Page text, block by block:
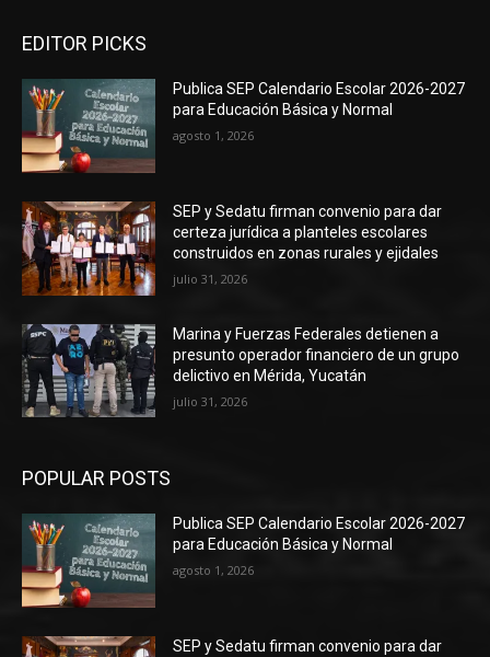
EDITOR PICKS
Publica SEP Calendario Escolar 2026-2027
para Educación Básica y Normal
agosto 1, 2026
SEP y Sedatu firman convenio para dar
certeza jurídica a planteles escolares
construidos en zonas rurales y ejidales
julio 31, 2026
Marina y Fuerzas Federales detienen a
presunto operador financiero de un grupo
delictivo en Mérida, Yucatán
julio 31, 2026
POPULAR POSTS
Publica SEP Calendario Escolar 2026-2027
para Educación Básica y Normal
agosto 1, 2026
SEP y Sedatu firman convenio para dar